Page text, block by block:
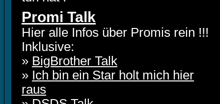
Promi Talk
Hier alle Infos über Promis rein !!!
Inklusive:
» BigBrother Talk
» Ich bin ein Star holt mich hier
raus